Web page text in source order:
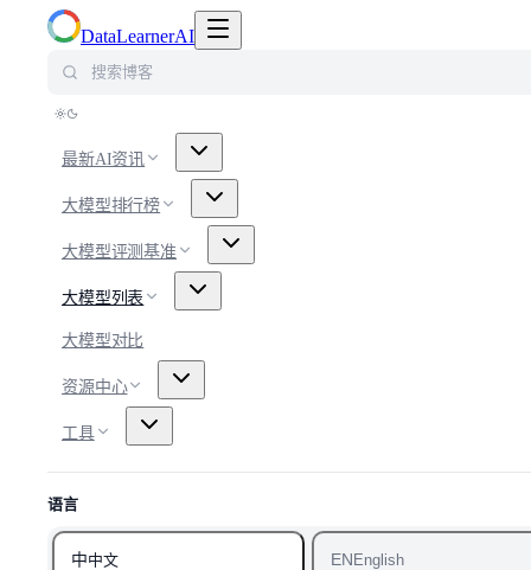
DataLearnerAI
最新AI资讯
大模型排行榜
大模型评测基准
大模型列表
大模型对比
资源中心
工具
语言
中中文 ENEnglish